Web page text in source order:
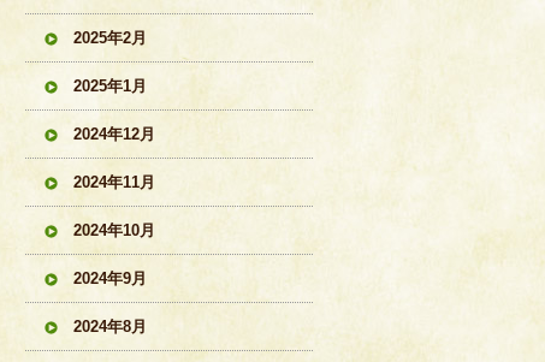
2025年2月
2025年1月
2024年12月
2024年11月
2024年10月
2024年9月
2024年8月